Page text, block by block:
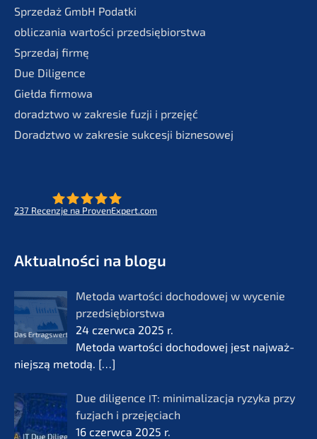
Sprze­daż GmbH Podatki
oblic­za­nia wartości przedsiębiorstwa
Sprze­daj firmę
Due Diligence
Giełda firmo­wa
doradzt­wo w zakre­sie fuzji i przejęć
Doradzt­wo w zakre­sie sukces­ji biznesowej
237 Recenz­je na ProvenExpert.com
Aktual­ności na blogu
Metoda wartości docho­do­wej w wycenie
przedsię­bi­orst­wa
24 czerw­ca 2025 r.
Metoda wartości docho­do­wej jest najważ­
nie­js­zą metodą. […]
Due diligence IT: minima­li­zac­ja ryzyka przy
fuzjach i przejęciach
16 czerw­ca 2025 r.